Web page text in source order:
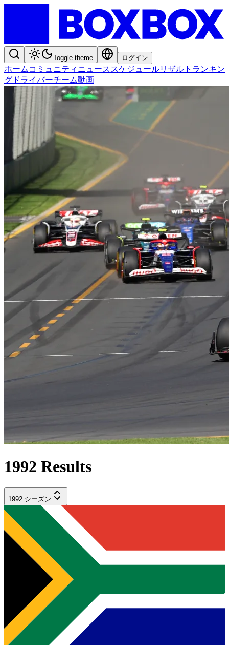
Toggle theme ログイン
ホーム コミュニティ ニュース スケジュールリザルト ランキン
グ ドライバーチーム動画
1992 Results
1992 シーズン